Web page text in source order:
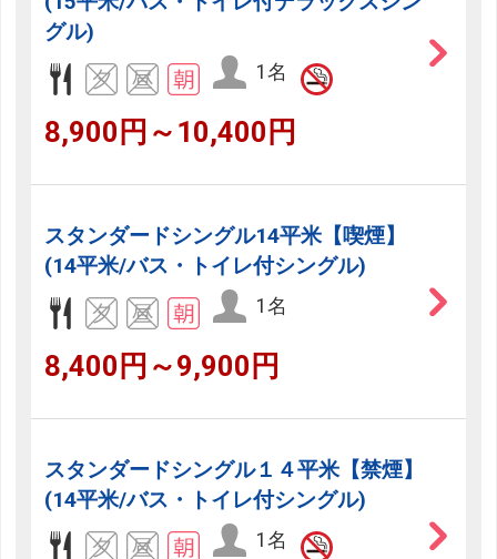
グル)
1名
8,900円～10,400円
スタンダードシングル14平米【喫煙】
(14平米/バス・トイレ付シングル)
1名
8,400円～9,900円
スタンダードシングル１４平米【禁煙】
(14平米/バス・トイレ付シングル)
1名